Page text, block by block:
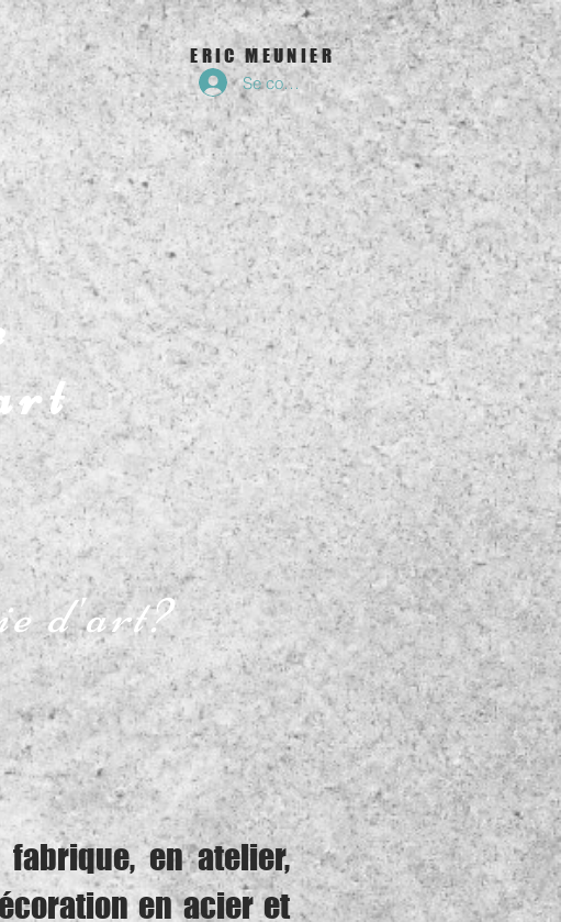
ERIC MEUNIER
Se connecter
d'art?
en atelier,
en acier et